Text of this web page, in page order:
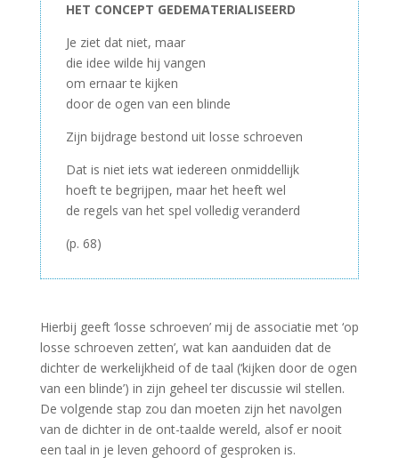
HET CONCEPT GEDEMATERIALISEERD
Je ziet dat niet, maar
die idee wilde hij vangen
om ernaar te kijken
door de ogen van een blinde
Zijn bijdrage bestond uit losse schroeven
Dat is niet iets wat iedereen onmiddellijk
hoeft te begrijpen, maar het heeft wel
de regels van het spel volledig veranderd
(p. 68)
Hierbij geeft ‘losse schroeven’ mij de associatie met ‘op
losse schroeven zetten’, wat kan aanduiden dat de
dichter de werkelijkheid of de taal (‘kijken door de ogen
van een blinde’) in zijn geheel ter discussie wil stellen.
De volgende stap zou dan moeten zijn het navolgen
van de dichter in de ont-taalde wereld, alsof er nooit
een taal in je leven gehoord of gesproken is.